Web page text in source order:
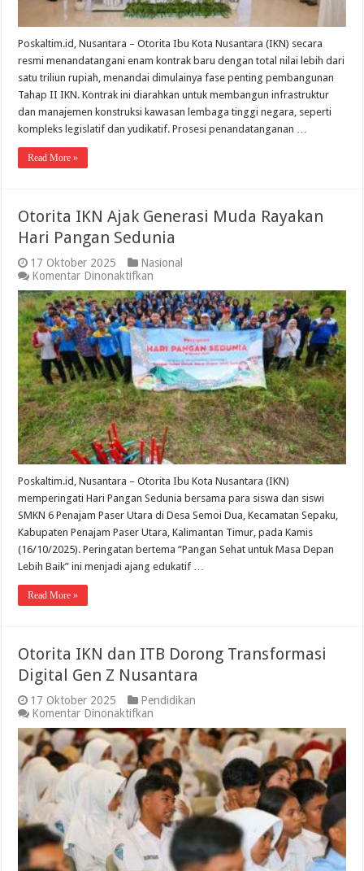
Poskaltim.id, Nusantara – Otorita Ibu Kota Nusantara (IKN) secara
resmi menandatangani enam kontrak baru dengan total nilai lebih dari
satu triliun rupiah, menandai dimulainya fase penting pembangunan
Tahap II IKN. Kontrak ini diarahkan untuk membangun infrastruktur
dan manajemen konstruksi kawasan lembaga tinggi negara, seperti
kompleks legislatif dan yudikatif. Prosesi penandatanganan …
Read More »
Otorita IKN Ajak Generasi Muda Rayakan
Hari Pangan Sedunia
17 Oktober 2025
Nasional
Komentar Dinonaktifkan
Otorita
IKN
Ajak
Generasi
Muda
Rayakan
Hari
Pangan
Sedunia
Poskaltim.id, Nusantara – Otorita Ibu Kota Nusantara (IKN)
memperingati Hari Pangan Sedunia bersama para siswa dan siswi
SMKN 6 Penajam Paser Utara di Desa Semoi Dua, Kecamatan Sepaku,
Kabupaten Penajam Paser Utara, Kalimantan Timur, pada Kamis
(16/10/2025). Peringatan bertema “Pangan Sehat untuk Masa Depan
Lebih Baik” ini menjadi ajang edukatif …
Read More »
Otorita IKN dan ITB Dorong Transformasi
Digital Gen Z Nusantara
17 Oktober 2025
Pendidikan
Komentar Dinonaktifkan
Otorita
IKN
dan
ITB
Dorong
Transformasi
Digital
Gen
Z
Nusantara